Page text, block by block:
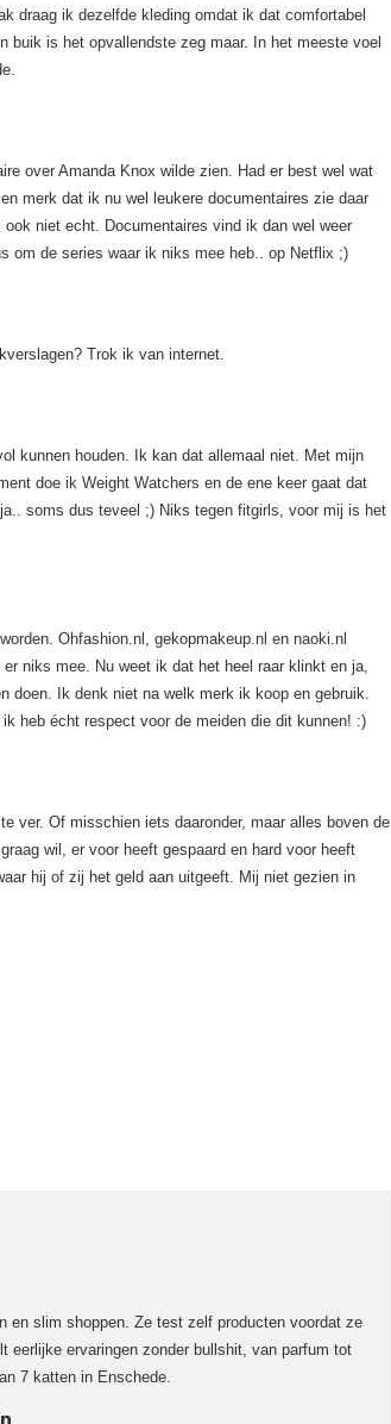
draag ik dezelfde kleding omdat ik dat comfortabel
is het opvallendste zeg maar. In het meeste voel
over Amanda Knox wilde zien. Had er best wel wat
merk dat ik nu wel leukere documentaires zie daar
niet echt. Documentaires vind ik dan wel weer
om de series waar ik niks mee heb.. op Netflix ;)
Trok ik van internet.
kunnen houden. Ik kan dat allemaal niet. Met mijn
doe ik Weight Watchers en de ene keer gaat dat
soms dus teveel ;) Niks tegen fitgirls, voor mij is het
Ohfashion.nl, gekopmakeup.nl en naoki.nl
niks mee. Nu weet ik dat het heel raar klinkt en ja,
doen. Ik denk niet na welk merk ik koop en gebruik.
heb écht respect voor de meiden die dit kunnen! :)
ver. Of misschien iets daaronder, maar alles boven de
wil, er voor heeft gespaard en hard voor heeft
hij of zij het geld aan uitgeeft. Mij niet gezien in
en slim shoppen. Ze test zelf producten voordat ze
eerlijke ervaringen zonder bullshit, van parfum tot
7 katten in Enschede.